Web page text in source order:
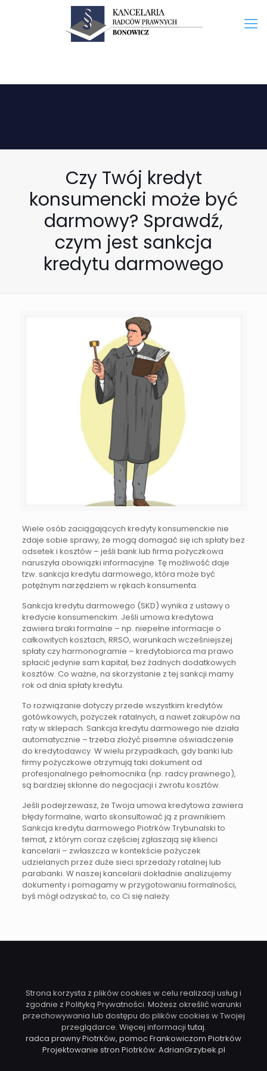
Czy Twój kredyt
konsumencki może być
darmowy? Sprawdź,
czym jest sankcja
kredytu darmowego
Wiele osób zaciągających kredyty konsumenckie nie
zdaje sobie sprawy, że mogą domagać się ich spłaty bez
odsetek i kosztów – jeśli bank lub firma pożyczkowa
naruszyła obowiązki informacyjne. Tę możliwość daje
tzw. sankcja kredytu darmowego, która może być
potężnym narzędziem w rękach konsumenta.
Sankcja kredytu darmowego (SKD) wynika z ustawy o
kredycie konsumenckim. Jeśli umowa kredytowa
zawiera braki formalne – np. niepełne informacje o
całkowitych kosztach, RRSO, warunkach wcześniejszej
spłaty czy harmonogramie – kredytobiorca ma prawo
spłacić jedynie sam kapitał, bez żadnych dodatkowych
kosztów. Co ważne, na skorzystanie z tej sankcji mamy
rok od dnia spłaty kredytu.
To rozwiązanie dotyczy przede wszystkim kredytów
gotówkowych, pożyczek ratalnych, a nawet zakupów na
raty w sklepach. Sankcja kredytu darmowego nie działa
automatycznie – trzeba złożyć pisemne oświadczenie
do kredytodawcy. W wielu przypadkach, gdy banki lub
firmy pożyczkowe otrzymują taki dokument od
profesjonalnego pełnomocnika (np. radcy prawnego),
są bardziej skłonne do negocjacji i zwrotu kosztów.
Jeśli podejrzewasz, że Twoja umowa kredytowa zawiera
błędy formalne, warto skonsultować ją z prawnikiem.
Sankcja kredytu darmowego Piotrków Trybunalski to
temat, z którym coraz częściej zgłaszają się klienci
kancelarii – zwłaszcza w kontekście pożyczek
udzielanych przez duże sieci sprzedaży ratalnej lub
parabanki. W naszej kancelarii dokładnie analizujemy
dokumenty i pomagamy w przygotowaniu formalności,
byś mógł odzyskać to, co Ci się należy.
Strona korzysta z plików cookies w celu realizacji usług i
zgodnie z Polityką Prywatności. Możesz określić warunki
przechowywania lub dostępu do plików cookies w Twojej
przeglądarce. Więcej informacji tutaj.
radca prawny Piotrków, pomoc Frankowiczom Piotrków
Projektowanie stron Piotrków: AdrianGrzybek.pl